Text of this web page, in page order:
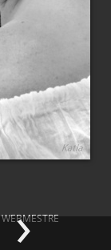
›
WEBMESTRE